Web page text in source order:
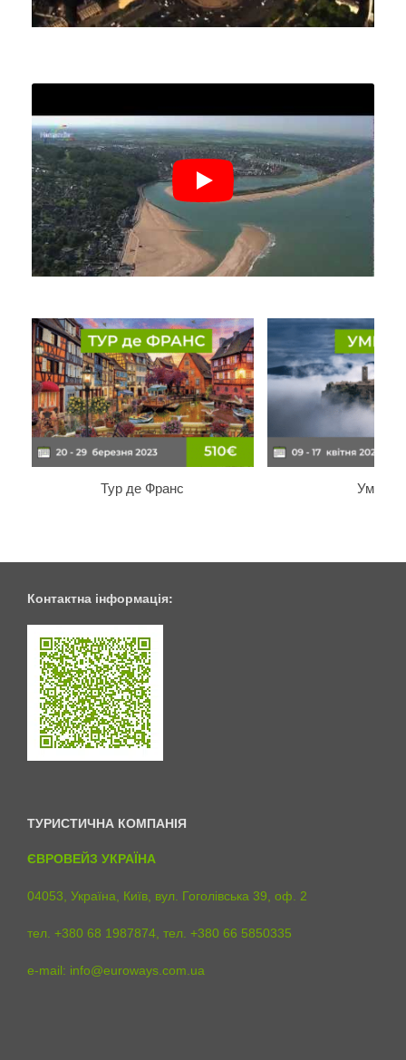
Тур де Франс Умбрія
Контактна інформація:
ТУРИСТИЧНА КОМПАНІЯ
ЄВРОВЕЙЗ УКРАЇНА
04053, Україна, Київ, вул. Гоголівська 39, оф. 2
тел. +380 68 1987874, тел. +380 66 5850335
e-mail: info@euroways.com.ua